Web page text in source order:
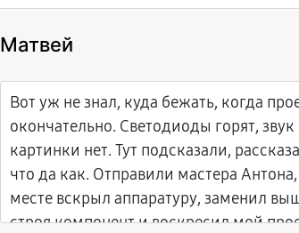
Матвей
Вот уж не знал, куда бежать, когда
окончательно. Светодиоды горят, звук
картинки нет. Тут подсказали,
что да как. Отправили мастера
месте вскрыл аппаратуру, заменил
строя компонент и воскресил мой